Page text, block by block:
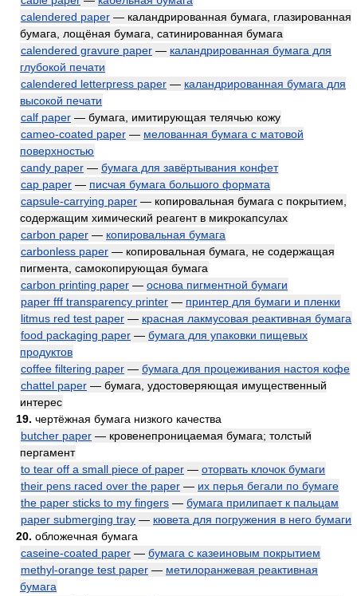
calendered paper — каландрированная бумага, глазированная
бумага, лощёная бумага, сатинированная бумага
calendered gravure paper — каландрированная бумага для
глубокой печати
calendered letterpress paper — каландрированная бумага для
высокой печати
calf paper — бумага, имитирующая телячью кожу
cameo-coated paper — мелованная бумага с матовой
поверхностью
candy paper — бумага для завёртывания конфет
cap paper — писчая бумага большого формата
capsule-carrying paper — копировальная бумага с покрытием,
содержащим химический реагент в микрокапсулах
carbon paper — копировальная бумага
carbonless paper — копировальная бумага, не содержащая
пигмента, самокопирующая бумага
carbon printing paper — основа пигментной бумаги
paper fff transparency printer — принтер для бумаги и пленки
litmus red test paper — красная лакмусовая реактивная бумага
food packaging paper — бумага для упаковки пищевых
продуктов
coffee filtering paper — бумага для процеживания настоя кофе
chattel paper — бумага, удостоверяющая имущественный
интерес
19. чертёжная бумага низкого качества
butcher paper — кровенепроницаемая бумага; толстый
пергамент
to tear off a small piece of paper — оторвать клочок бумаги
their pens raced over the paper — их перья бегали по бумаге
the paper sticks to my fingers — бумага прилипает к пальцам
paper submerging tray — кювета для погружения в него бумаги
20. обложечная бумага
caseine-coated paper — бумага с казеиновым покрытием
methyl-orange test paper — метилоранжевая реактивная
бумага